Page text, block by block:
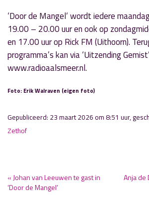
‘Door de Mangel‘ wordt iedere
19.00 – 20.00 uur en ook op
en 17.00 uur op Rick FM (Uithoorn).
programma’s kan via ‘Uitzending
www.radioaalsmeer.nl.
Foto: Erik Walraven (eigen foto)
Gepubliceerd: 23 maart 2026 om 8:51 uur,
Zethof
« Johan van Leeuwen te gast in
‘Door de Mangel’
Anja de